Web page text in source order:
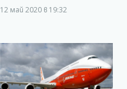
12 май 2020 в 19:32